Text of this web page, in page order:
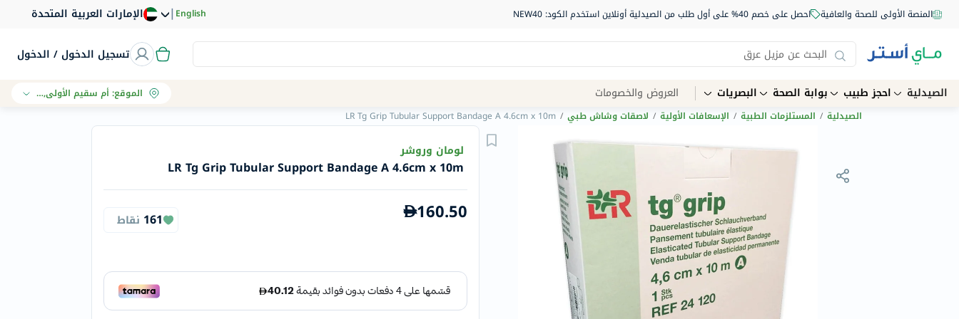
المنصة الأولى للصحة والعافية احصل على خصم 40% على أول طلب من الصيدلية أونلاين استخدم الكود: NEW40 الإمارات العربية المتحدة |English
تسجيل الدخول / الدخول
Navigation
الصيدلية
الماركات
Humantara
Posay
الصيدلية احجز طبيب بوابة الصحة البصريات العروض والخصومات الموقع:أم سقيم الأولى, دبي
الصيدلية / المستلزمات الطبية / الإسعافات الأولية / لاصقات وشاش طبي /
LR Tg Grip Tubular Support Bandage A 4.6cm x 10m
لومان وروشر
LR Tg Grip Tubular Support Bandage A 4.6cm x 10m
160.50
161 نقاط